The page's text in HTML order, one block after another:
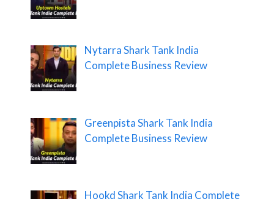
Nytarra Shark Tank India
Complete Business Review
Greenpista Shark Tank India
Complete Business Review
Hookd Shark Tank India Complete